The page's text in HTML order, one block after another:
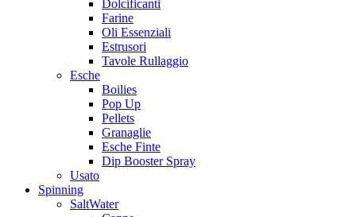
Dolcificanti
Farine
Oli Essenziali
Estrusori
Tavole Rullaggio
Esche
Boilies
Pop Up
Pellets
Granaglie
Esche Finte
Dip Booster Spray
Usato
Spinning
SaltWater